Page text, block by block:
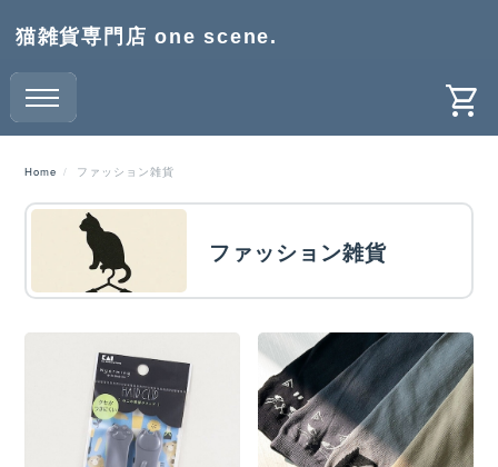
猫雑貨専門店 one scene.
Home ファッション雑貨
ファッション雑貨